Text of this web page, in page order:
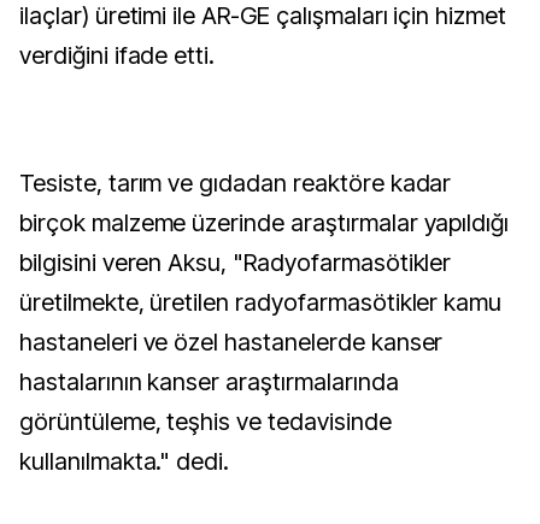
ilaçlar) üretimi ile AR-GE çalışmaları için hizmet
verdiğini ifade etti.
Tesiste, tarım ve gıdadan reaktöre kadar
birçok malzeme üzerinde araştırmalar yapıldığı
bilgisini veren Aksu, "Radyofarmasötikler
üretilmekte, üretilen radyofarmasötikler kamu
hastaneleri ve özel hastanelerde kanser
hastalarının kanser araştırmalarında
görüntüleme, teşhis ve tedavisinde
kullanılmakta." dedi.